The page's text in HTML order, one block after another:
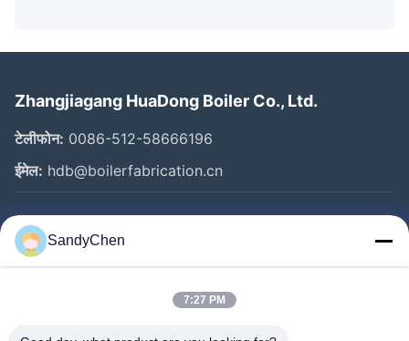
Zhangjiagang HuaDong Boiler Co., Ltd.
टेलीफोन: 0086-512-58666196
ईमेल: hdb@boilerfabrication.cn
त्वरित लिंक
घर
वीडियो
SandyChen
7:27 PM